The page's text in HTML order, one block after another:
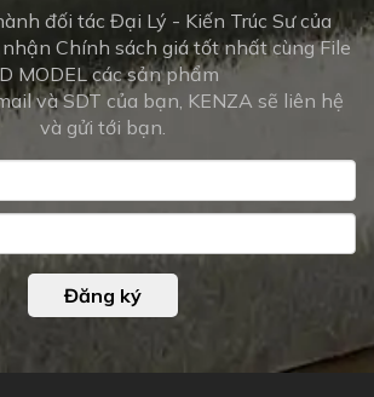
đối tác Đại Lý - Kiến Trúc Sư của
Chính sách giá tốt nhất cùng File
MODEL các sản phẩm
và SDT của bạn, KENZA sẽ liên hệ
và gửi tới bạn.
Đăng ký